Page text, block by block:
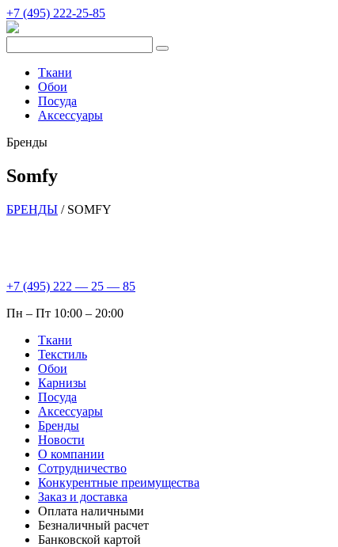
+7 (495) 222-25-85
Ткани
Обои
Посуда
Аксессуары
Бренды
Somfy
БРЕНДЫ / SOMFY
+7 (495) 222 — 25 — 85
Пн – Пт 10:00 – 20:00
Ткани
Текстиль
Обои
Карнизы
Посуда
Аксессуары
Бренды
Новости
О компании
Сотрудничество
Конкурентные преимущества
Заказ и доставка
Оплата наличными
Безналичный расчет
Банковской картой